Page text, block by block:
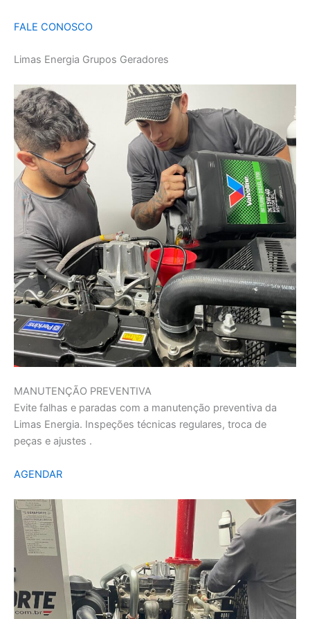
FALE CONOSCO
Limas Energia Grupos Geradores
MANUTENÇÃO PREVENTIVA
Evite falhas e paradas com a manutenção preventiva da
Limas Energia. Inspeções técnicas regulares, troca de
peças e ajustes .
AGENDAR